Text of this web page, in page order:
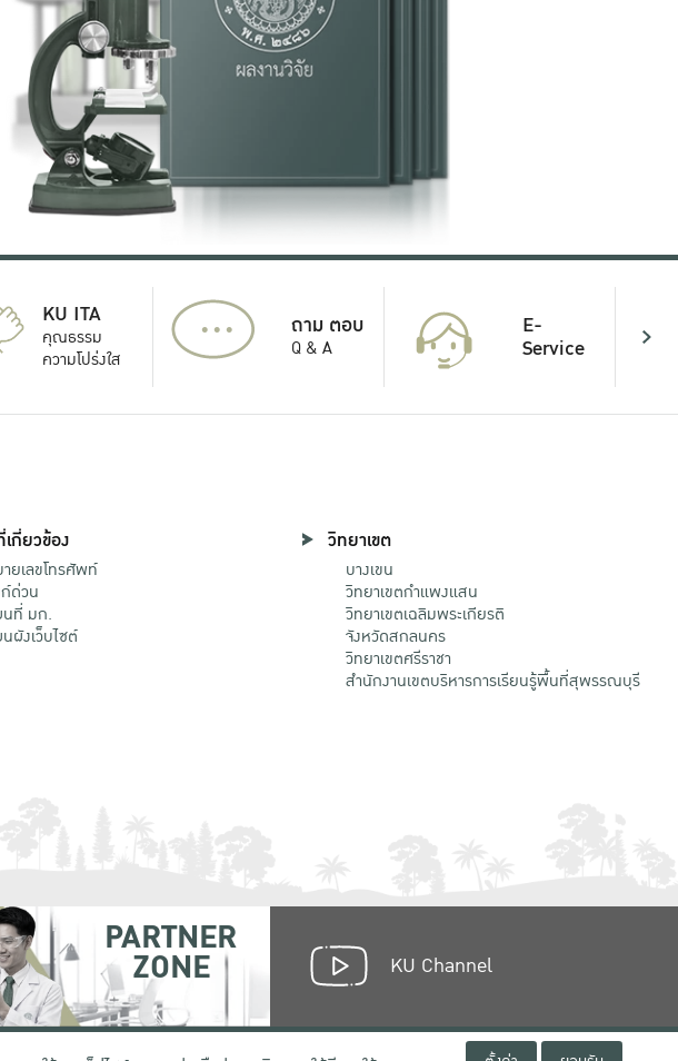
KU ITA
คุณธรรม
ความโปร่งใส
... ถาม ตอบ
Q & A
E-
Service
กี่ยวข้อง
ยเลขโทรศัพท์
ด่วน
ที่ มก.
ผังเว็บไซต์
วิทยาเขต
บางเขน
วิทยาเขตกําแพงแสน
วิทยาเขตเฉลิมพระเกียรติ
จังหวัดสกลนคร
วิทยาเขตศรีราชา
สำนักงานเขตบริหารการเรียนรู้พื้นที่สุพรรณบุรี
PARTNER
ZONE KU Channel